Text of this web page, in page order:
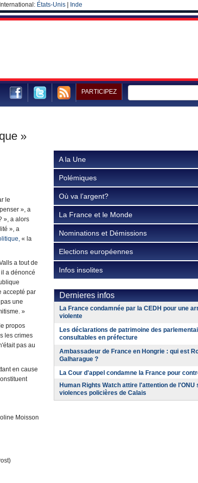
International: États-Unis Inde
PARTICIPEZ
»
le
», a
», a alors
», a
« la
a tout de
a dénoncé
accepté par
une
»
propos
les crimes
pas au
en cause
Moisson
A la Une
Polémiques
Où va l’argent?
La France et le Monde
Nominations et Démissions
Elections européennes
Infos insolites
Dernieres infos
La France condamnée par la CEDH pour une
violente
Les déclarations de patrimoine des
consultables en préfecture
Ambassadeur de France en Hongrie : qui est
Galharague ?
La Cour d'appel condamne la France pour
Human Rights Watch attire l'attention de l'ONU
violences policières de Calais